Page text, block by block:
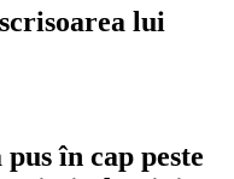
lui
în cap peste